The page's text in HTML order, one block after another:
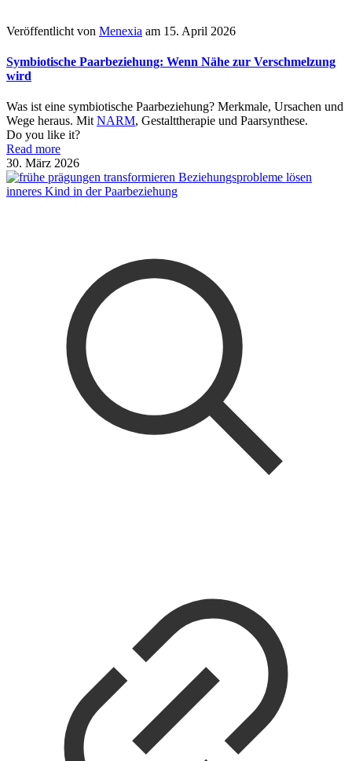
Veröffentlicht von Menexia am 15. April 2026
Symbiotische Paarbeziehung: Wenn Nähe zur Verschmelzung
wird
Was ist eine symbiotische Paarbeziehung? Merkmale, Ursachen und
Wege heraus. Mit NARM, Gestalttherapie und Paarsynthese.
Do you like it?
Read more
30. März 2026